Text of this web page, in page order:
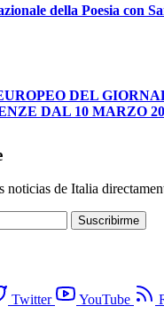
della Poesia con
DEL
DAL 10 MARZO
noticias de Italia
Suscribirme
Twitter YouTube